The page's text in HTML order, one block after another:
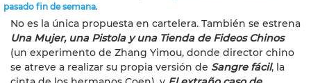
pasado fin de semana.
No es la única propuesta en cartelera. También se estrena
Una Mujer, una Pistola y una Tienda de Fideos Chinos
(un experimento de Zhang Yimou, donde director chino
se atreve a realizar su propia versión de Sangre fácil, la